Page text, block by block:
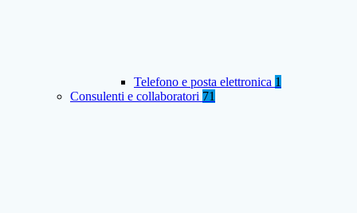
Telefono e posta elettronica 1
Consulenti e collaboratori 71